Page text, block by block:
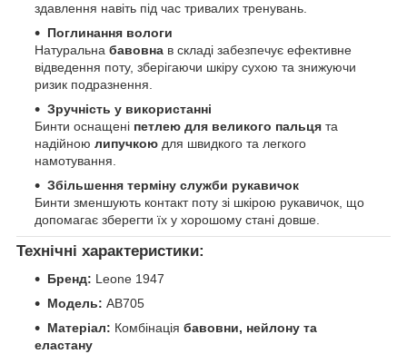
здавлення навіть під час тривалих тренувань.
Поглинання вологи
Натуральна бавовна в складі забезпечує ефективне
відведення поту, зберігаючи шкіру сухою та знижуючи
ризик подразнення.
Зручність у використанні
Бинти оснащені петлею для великого пальця та
надійною липучкою для швидкого та легкого
намотування.
Збільшення терміну служби рукавичок
Бинти зменшують контакт поту зі шкірою рукавичок, що
допомагає зберегти їх у хорошому стані довше.
Технічні характеристики:
Бренд: Leone 1947
Модель: AB705
Матеріал: Комбінація бавовни, нейлону та
еластану